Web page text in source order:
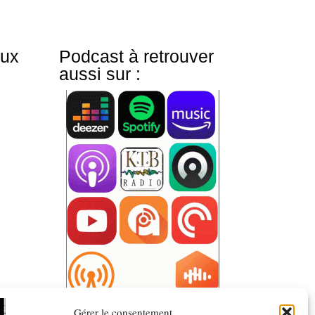
Gérer le consentement
Podcast à retrouver
aussi sur :